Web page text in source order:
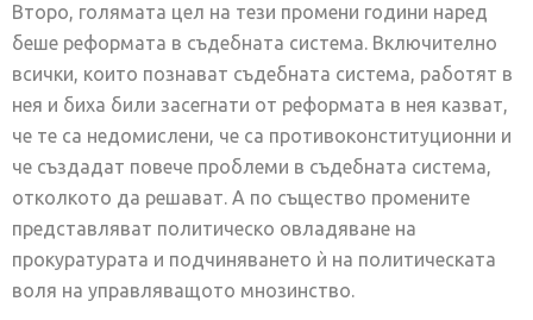
Второ, голямата цел на тези промени години наред
беше реформата в съдебната система. Включително
всички, които познават съдебната система, работят в
нея и биха били засегнати от реформата в нея казват,
че те са недомислени, че са противоконституционни и
че създадат повече проблеми в съдебната система,
отколкото да решават. А по същество промените
представляват политическо овладяване на
прокуратурата и подчиняването ѝ на политическата
воля на управляващото мнозинство.